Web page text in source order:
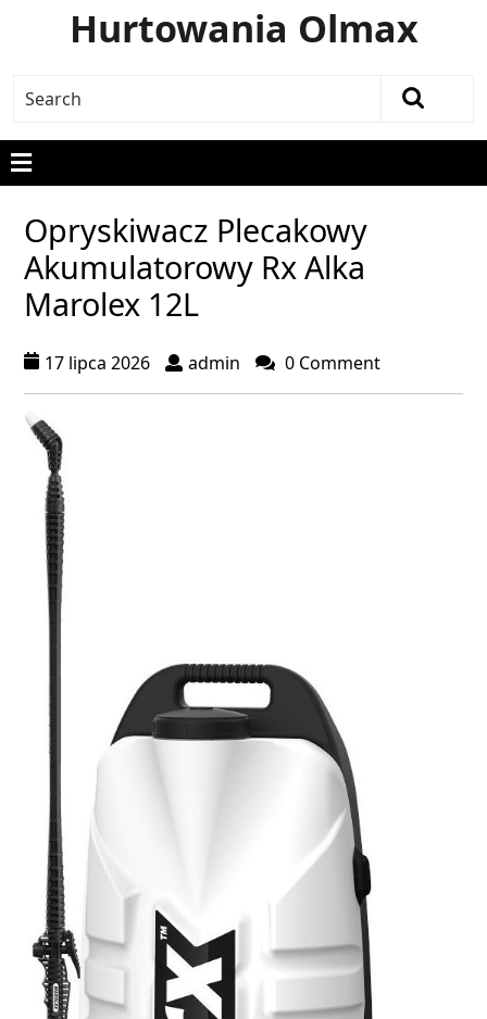
Hurtowania Olmax
Opryskiwacz Plecakowy
Akumulatorowy Rx Alka
Marolex 12L
17 lipca 2026 admin 0 Comment